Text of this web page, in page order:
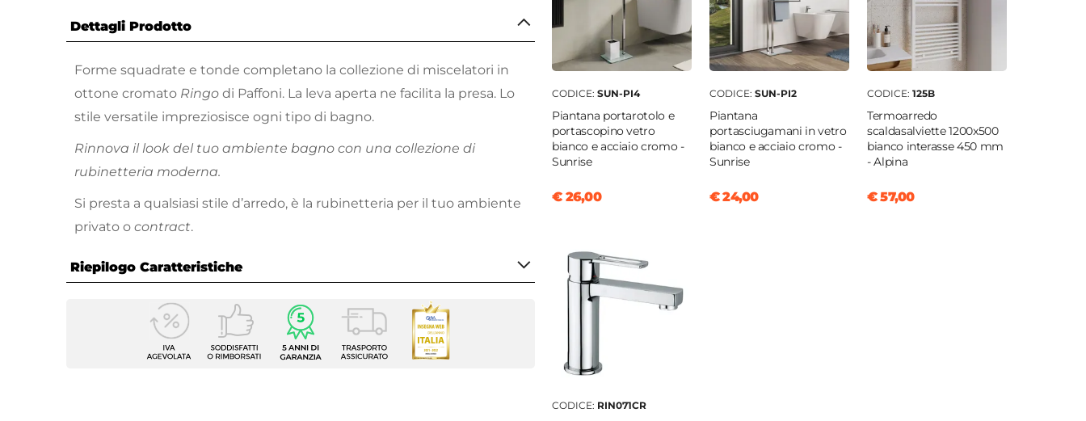
Dettagli Prodotto
Forme squadrate e tonde completano la collezione di miscelatori in
ottone cromato Ringo di Paffoni. La leva aperta ne facilita la presa. Lo
stile versatile impreziosisce ogni tipo di bagno.
Rinnova il look del tuo ambiente bagno con una collezione di
rubinetteria moderna.
Si presta a qualsiasi stile d’arredo, è la rubinetteria per il tuo ambiente
privato o contract.
Riepilogo Caratteristiche
Caratteristiche
Miscelatore Bidet
Paffoni
CODICE: SUN-PI4
Piantana portarotolo e
portascopino vetro
bianco e acciaio cromo -
Sunrise
€ 26,00
CODICE: SUN-PI2
Piantana
portasciugamani in vetro
bianco e acciaio cromo -
Sunrise
€ 24,00
CODICE: 125B
Termoarredo
scaldasalviette 1200x500
bianco interasse 450 mm
- Alpina
€ 57,00
CODICE: RIN071CR